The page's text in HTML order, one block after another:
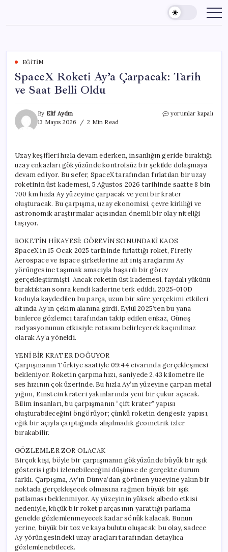
content
EĞITIM
SpaceX Roketi Ay’a Çarpacak: Tarih
ve Saat Belli Oldu
By Elif Aydın
13 Mayıs 2026
2 Min Read
SpaceX
ve
Saat
Belli
Oldu
için
yorumlar kapalı
Uzay keşifleri hızla devam ederken, insanlığın geride bıraktığı
uzay enkazları gökyüzünde kontrolsüz bir şekilde dolaşmaya
devam ediyor. Bu sefer, SpaceX tarafından fırlatılan bir uzay
roketinin üst kademesi, 5 Ağustos 2026 tarihinde saatte 8 bin
700 km hızla Ay yüzeyine çarpacak ve yeni bir krater
oluşturacak. Bu çarpışma, uzay ekonomisi, çevre kirliliği ve
astronomik araştırmalar açısından önemli bir olay niteliği
taşıyor.
ROKETİN HİKAYESİ: GÖREVİN SONUNDAKİ KAOS
SpaceX’in 15 Ocak 2025 tarihinde fırlattığı roket, Firefly
Aerospace ve ispace şirketlerine ait iniş araçlarını Ay
yörüngesine taşımak amacıyla başarılı bir görev
gerçekleştirmişti. Ancak roketin üst kademesi, faydalı yükünü
bıraktıktan sonra kendi kaderine terk edildi. 2025-010D
koduyla kaydedilen bu parça, uzun bir süre yerçekimi etkileri
altında Ay’ın çekim alanına girdi. Eylül 2025’ten bu yana
binlerce gözlemci tarafından takip edilen enkaz, Güneş
radyasyonunun etkisiyle rotasını belirleyerek kaçınılmaz
olarak Ay’a yöneldi.
YENİ BİR KRATER DOĞUYOR
Çarpışmanın Türkiye saatiyle 09:44 civarında gerçekleşmesi
bekleniyor. Roketin çarpma hızı, saniyede 2,43 kilometre ile
ses hızının çok üzerinde. Bu hızla Ay’ın yüzeyine çarpan metal
yığını, Einstein krateri yakınlarında yeni bir çukur açacak.
Bilim insanları, bu çarpışmanın “çift krater” yapısı
oluşturabileceğini öngörüyor; çünkü roketin dengesiz yapısı,
eğik bir açıyla çarptığında alışılmadık geometrik izler
bırakabilir.
GÖZLEMLER ZOR OLACAK
Birçok kişi, böyle bir çarpışmanın gökyüzünde büyük bir ışık
gösterisi gibi izlenebileceğini düşünse de gerçekte durum
farklı. Çarpışma, Ay’ın Dünya’dan görünen yüzeyine yakın bir
noktada gerçekleşecek olmasına rağmen büyük bir ışık
patlaması beklenmiyor. Ay yüzeyinin yüksek albedo etkisi
nedeniyle, küçük bir roket parçasının yarattığı parlama
genelde gözlemlenmeyecek kadar sönük kalacak. Bunun
yerine, büyük bir toz ve kaya bulutu oluşacak; bu olay, sadece
Ay yörüngesindeki uzay araçları tarafından detaylıca
gözlemlenebilecek.